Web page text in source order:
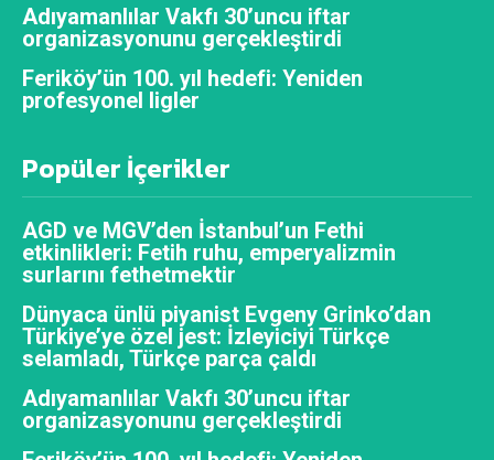
Adıyamanlılar Vakfı 30’uncu iftar
organizasyonunu gerçekleştirdi
Feriköy’ün 100. yıl hedefi: Yeniden
profesyonel ligler
Popüler İçerikler
AGD ve MGV’den İstanbul’un Fethi
etkinlikleri: Fetih ruhu, emperyalizmin
surlarını fethetmektir
Dünyaca ünlü piyanist Evgeny Grinko’dan
Türkiye’ye özel jest: İzleyiciyi Türkçe
selamladı, Türkçe parça çaldı
Adıyamanlılar Vakfı 30’uncu iftar
organizasyonunu gerçekleştirdi